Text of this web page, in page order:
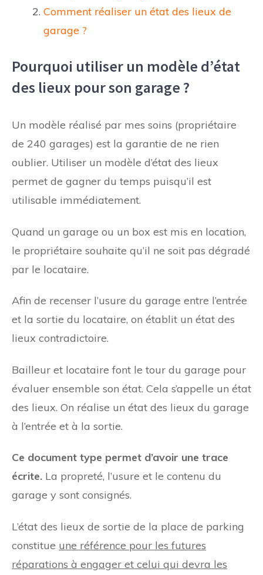
Comment réaliser un état des lieux de
garage ?
Pourquoi utiliser un modèle d’état
des lieux pour son garage ?
Un modèle réalisé par mes soins (propriétaire
de 240 garages) est la garantie de ne rien
oublier. Utiliser un modèle d’état des lieux
permet de gagner du temps puisqu’il est
utilisable immédiatement.
Quand un garage ou un box est mis en location,
le propriétaire souhaite qu’il ne soit pas dégradé
par le locataire.
Afin de recenser l’usure du garage entre l’entrée
et la sortie du locataire, on établit un état des
lieux contradictoire.
Bailleur et locataire font le tour du garage pour
évaluer ensemble son état. Cela s’appelle un état
des lieux. On réalise un état des lieux du garage
à l’entrée et à la sortie.
Ce document type permet d’avoir une trace
écrite. La propreté, l’usure et le contenu du
garage y sont consignés.
L’état des lieux de sortie de la place de parking
constitue une référence pour les futures
réparations à engager et celui qui devra les